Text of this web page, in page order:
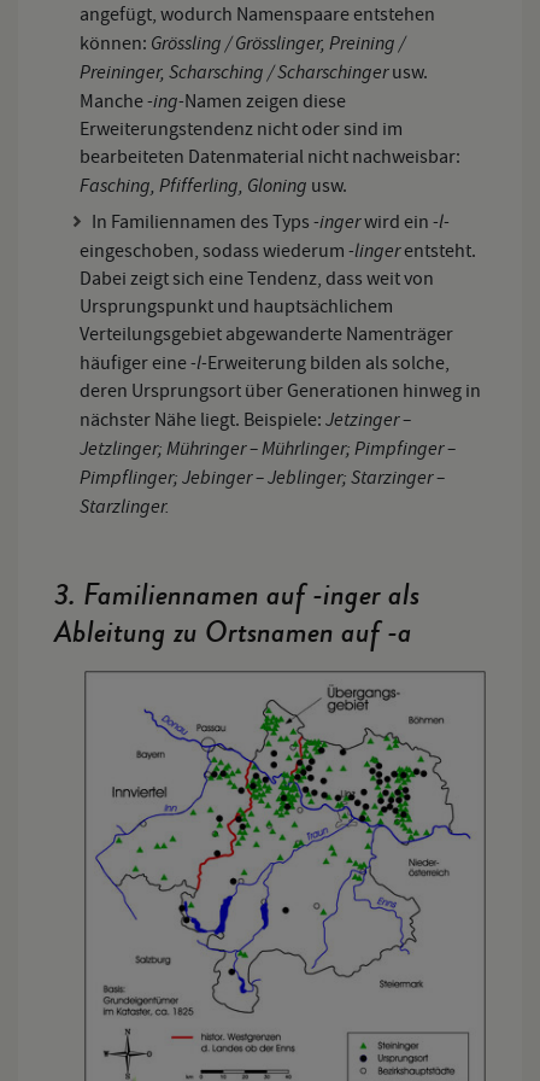
angefügt, wodurch Namenspaare entstehen
können: Grössling / Grösslinger, Preining /
Preininger, Scharsching / Scharschingerusw.
Manche-ing-Namen zeigen diese
Erweiterungstendenz nicht oder sind im
bearbeiteten Datenmaterial nicht nachweisbar:
Fasching, Pfifferling, Gloning usw.
In Familiennamen des Typs -ingerwird ein -l-
eingeschoben, sodass wiederum -lingerentsteht.
Dabei zeigt sich eine Tendenz, dass weit von
Ursprungspunkt und hauptsächlichem
Verteilungsgebiet abgewanderte Namenträger
häufiger eine-l-Erweiterung bilden als solche,
deren Ursprungsort über Generationen hinweg in
nächster Nähe liegt. Beispiele: Jetzinger –
Jetzlinger; Mühringer – Mührlinger; Pimpfinger –
Pimpflinger; Jebinger – Jeblinger; Starzinger –
Starzlinger.
3. Familiennamen auf -inger als
Ableitung zu Ortsnamen auf -a